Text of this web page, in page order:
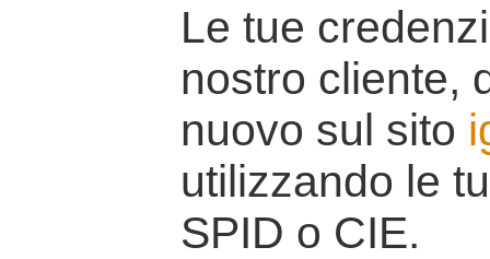
Le tue
nostro cliente,
nuovo sul sito
utilizzando le
SPID o CIE.